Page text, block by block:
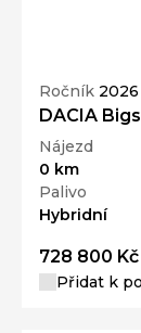
Ročník 2026
DACIA
Nájezd
0 km
Palivo
Hybridní
728 800 Kč
Přidat k